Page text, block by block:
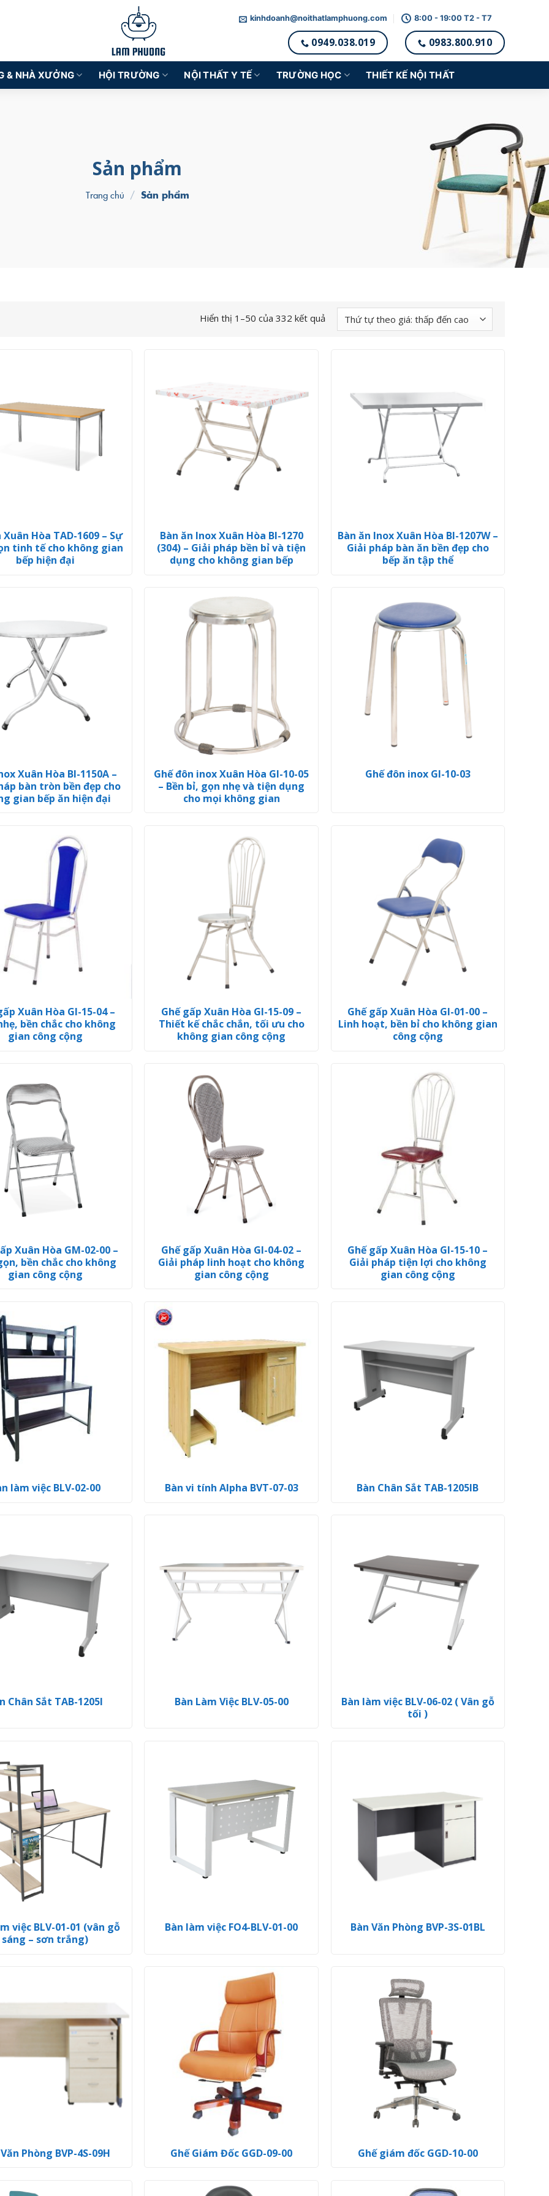
kinhdoanh@noithatlamphuong.com 8:00 - 19:00 T2 - T7
0949.038.019 0983.800.910
& NHÀ XƯỞNG HỘI TRƯỜNG NỘI THẤT Y TẾ TRƯỜNG HỌC THIẾT KẾ NỘI THẤT
Sản phẩm
Trang chủ / Sản phẩm
Hiển thị 1–50 của 332 kết quả
Xuân Hòa TAD-1609 – Sự
tinh tế cho không gian
bếp hiện đại
Bàn ăn Inox Xuân Hòa BI-1270
(304) – Giải pháp bền bỉ và tiện
dụng cho không gian bếp
Bàn ăn Inox Xuân Hòa BI-1207W –
Giải pháp bàn ăn bền đẹp cho
bếp ăn tập thể
Xuân Hòa BI-1150A –
bàn tròn bền đẹp cho
gian bếp ăn hiện đại
Ghế đôn inox Xuân Hòa GI-10-05
– Bền bỉ, gọn nhẹ và tiện dụng
cho mọi không gian
Ghế đôn inox GI-10-03
Xuân Hòa GI-15-04 –
bền chắc cho không
gian công cộng
Ghế gấp Xuân Hòa GI-15-09 –
Thiết kế chắc chắn, tối ưu cho
không gian công cộng
Ghế gấp Xuân Hòa GI-01-00 –
Linh hoạt, bền bỉ cho không gian
công cộng
Xuân Hòa GM-02-00 –
bền chắc cho không
gian công cộng
Ghế gấp Xuân Hòa GI-04-02 –
Giải pháp linh hoạt cho không
gian công cộng
Ghế gấp Xuân Hòa GI-15-10 –
Giải pháp tiện lợi cho không
gian công cộng
làm việc BLV-02-00 Bàn vi tính Alpha BVT-07-03 Bàn Chân Sắt TAB-1205IB
Chân Sắt TAB-1205I Bàn Làm Việc BLV-05-00
Bàn làm việc BLV-06-02 ( Vân gỗ
tối )
việc BLV-01-01 (vân gỗ
sáng – sơn trắng)
Bàn làm việc FO4-BLV-01-00 Bàn Văn Phòng BVP-3S-01BL
Phòng BVP-4S-09H Ghế Giám Đốc GGD-09-00 Ghế giám đốc GGD-10-00